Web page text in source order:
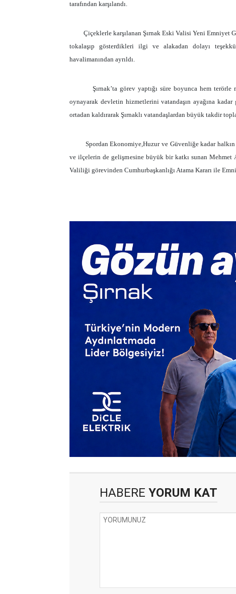
tarafından karşılandı.
Çiçeklerle karşılanan Şırnak Eski Valisi Yeni Emniyet
tokalaşıp gösterdikleri ilgi ve alakadan dolayı
havalimanından ayrıldı.
Şırnak’ta görev yaptığı süre boyunca hem
oynayarak devletin hizmetlerini vatandaşın ayağına
ortadan kaldırarak Şırnaklı vatandaşlardan büyük takdir
Spordan Ekonomiye,Huzur ve Güvenliğe kadar
ve ilçelerin de gelişmesine büyük bir katkı sunan
Valiliği görevinden Cumhurbaşkanlığı Atama Kararı ile
HABERE YORUM KAT